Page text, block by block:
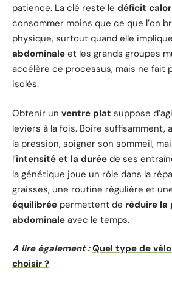
patience. La clé reste le déficit
consommer moins que ce que l’on
physique, surtout quand elle
abdominale et les grands groupes
accélère ce processus, mais ne fait
isolés.
Obtenir un ventre plat suppose
leviers à la fois. Boire suffisamment,
la pression, soigner son sommeil,
l’intensité et la durée de ses
la génétique joue un rôle dans la
graisses, une routine régulière et
équilibrée permettent de réduire la
abdominale avec le temps.
A lire également : Quel type de
choisir ?